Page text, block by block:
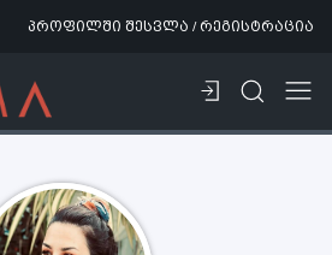
პროფილში შესვლა / რეგისტრაცია